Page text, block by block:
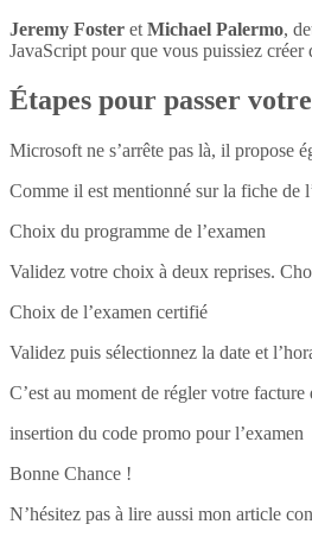
Jeremy Foster et Michael Palermo,
JavaScript pour que vous puissiez créer
Étapes pour passer
Microsoft ne s’arrête pas là, il propose
Comme il est mentionné sur la fiche de
Choix du programme de l’examen
Validez votre choix à deux reprises.
Choix de l’examen certifié
Validez puis sélectionnez la date et
C’est au moment de régler votre facture
insertion du code promo pour l’examen
Bonne Chance !
N’hésitez pas à lire aussi mon article